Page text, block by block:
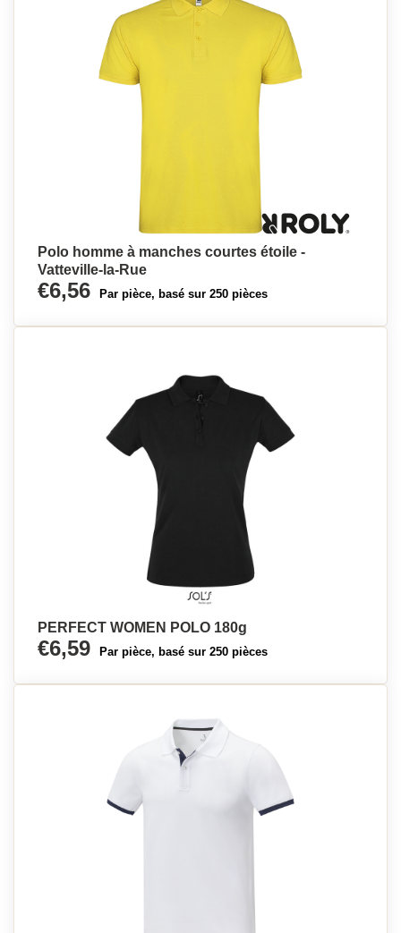
Polo homme à manches courtes étoile -
Vatteville-la-Rue
€6,56 Par pièce, basé sur 250 pièces
PERFECT WOMEN POLO 180g
€6,59 Par pièce, basé sur 250 pièces